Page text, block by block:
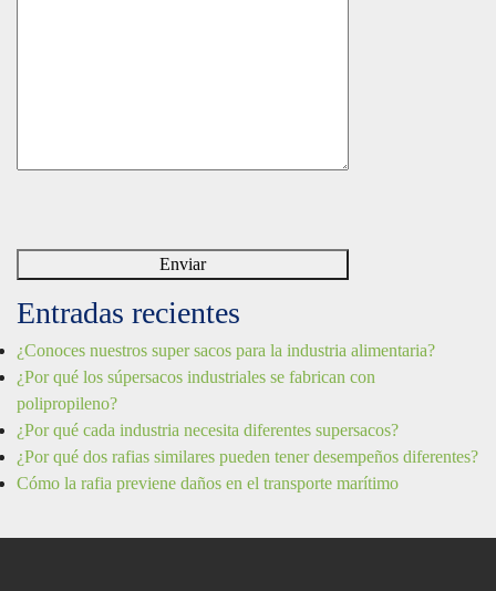
Entradas recientes
¿Conoces nuestros super sacos para la industria alimentaria?
¿Por qué los súpersacos industriales se fabrican con
polipropileno?
¿Por qué cada industria necesita diferentes supersacos?
¿Por qué dos rafias similares pueden tener desempeños diferentes?
Cómo la rafia previene daños en el transporte marítimo